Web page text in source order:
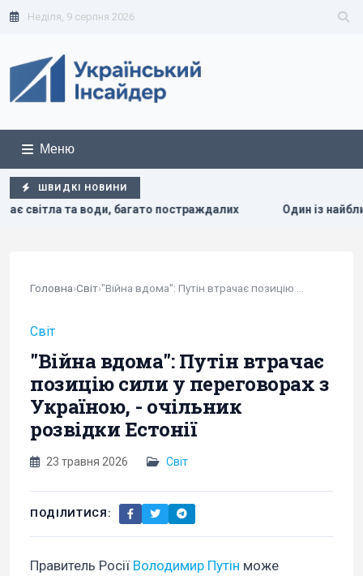
Неділя, 9 серпня 2026
Меню
ШВИДКІ НОВИНИ
Один із найближчих соратників Асада
Головна›Світ›
Світ
"Війна вдома": Путін втрачає
позицію сили у переговорах з
Україною, - очільник
розвідки Естонії
23 травня 2026 Світ
ПОДІЛИТИСЯ:
Правитель Росії Володимир Путін може